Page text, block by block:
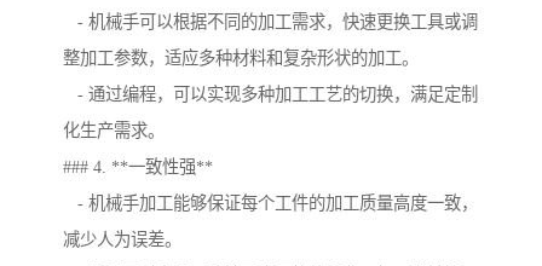
- 机械手可以根据不同的加工需求，快速更换工具或调
整加工参数，适应多种材料和复杂形状的加工。
- 通过编程，可以实现多种加工工艺的切换，满足定制
化生产需求。
### 4. **一致性强**
- 机械手加工能够保证每个工件的加工质量高度一致，
减少人为误差。